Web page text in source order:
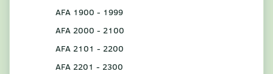
AFA 1900 - 1999
AFA 2000 - 2100
AFA 2101 - 2200
AFA 2201 - 2300